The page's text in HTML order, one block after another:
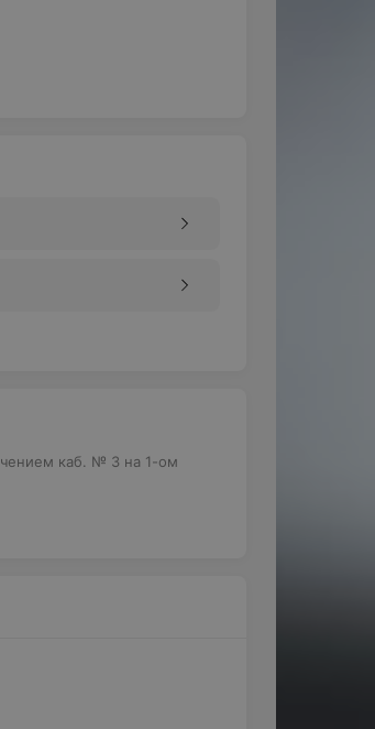
каб. № 3 на 1-ом